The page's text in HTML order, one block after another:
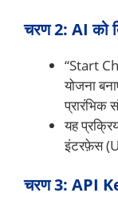
चरण 2: AI को
“Start
योजना
प्रारंभिक
यह
इंटरफ़ेस
चरण 3: API